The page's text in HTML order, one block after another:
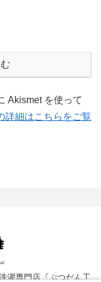
Akismet を使って
詳細はこちらをご覧
濯専門店『ぶつだん工